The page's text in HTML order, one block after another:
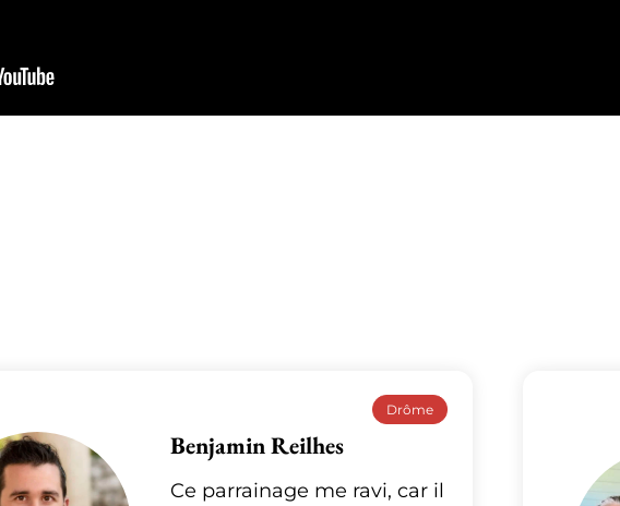
Drôme
Benjamin Reilhes
Ce parrainage me ravi, car il